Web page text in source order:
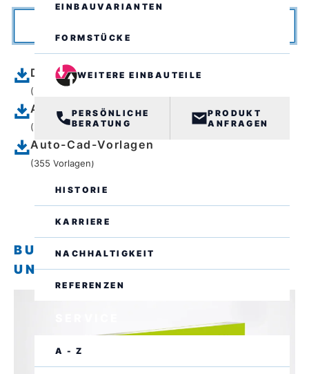
EINBAUVARIANTEN
FORMSTÜCKE
WEITERE EINBAUTEILE
PERSÖNLICHE
BERATUNG
PRODUKT
ANFRAGEN
UNTERNEHMEN
HISTORIE
KARRIERE
NACHHALTIGKEIT
REFERENZEN
A - Z
Datenblätter
(209 Dokumente)
Ausschreibungsunterlagen
(202 Dokumente)
Auto-Cad-Vorlagen
(355 Vorlagen)
BUCHBERGER KUNDENMAGAZIN
UND PRODUKT-KATALOGE